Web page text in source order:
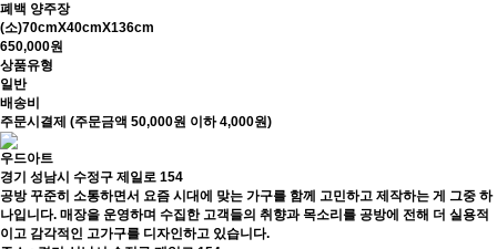
폐백 양주장
(소)70cmX40cmX136cm
650,000원
상품유형
일반
배송비
주문시결제 (주문금액 50,000원 이하 4,000원)
우드아트
경기 성남시 수정구 제일로 154
공방 꾸준히 소통하면서 요즘 시대에 맞는 가구를 함께 고민하고 제작하는 게 그중 하
나입니다. 매장을 운영하며 수집한 고객들의 취향과 목소리를 공방에 전해 더 실용적
이고 감각적인 고가구를 디자인하고 있습니다.